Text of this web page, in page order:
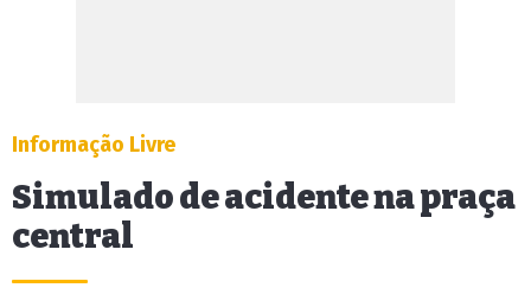
Informação Livre
Simulado de acidente na praça
central